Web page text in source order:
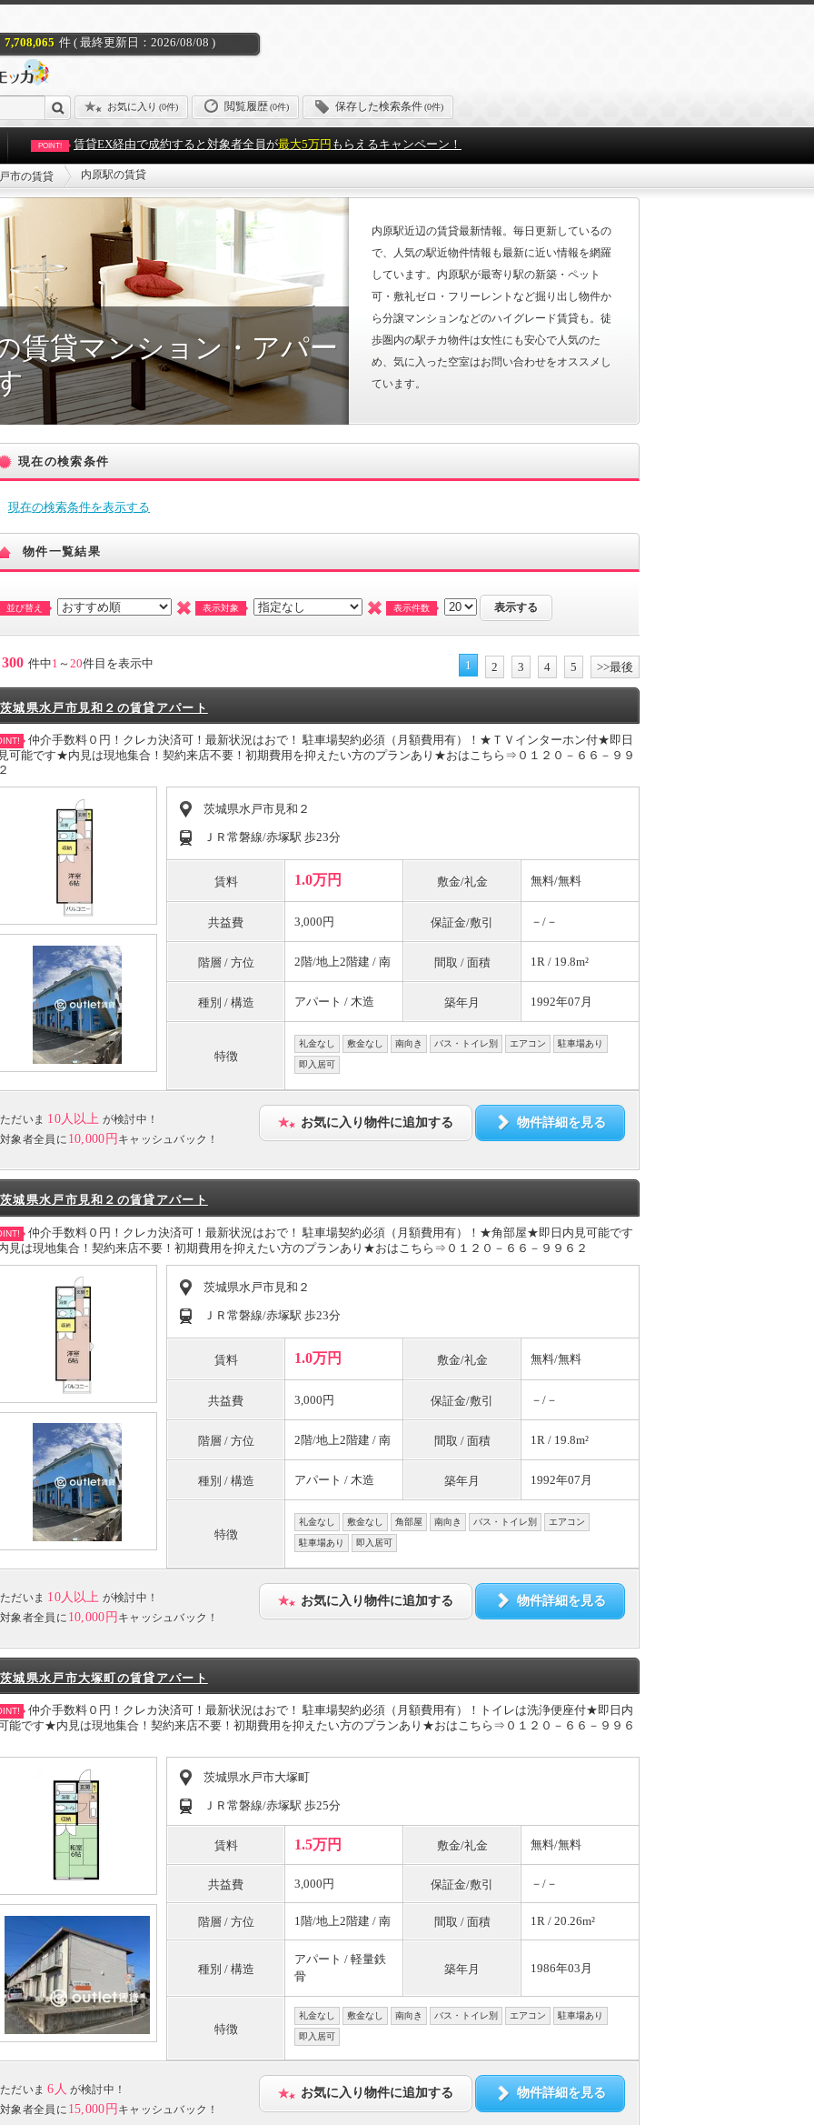
7,708,065 件 ( 最終更新日：2026/08/08 )
お気に入り (0件) 閲覧履歴(0件) 保存した検索条件(0件)
POINT! 賃貸EX経由で成約すると対象者全員が最大5万円 もらえるキャンペーン！
市の賃貸 内原駅の賃貸
賃貸マンション・アパー
内原駅近辺の賃貸最新情報。毎日更新しているの
で、人気の駅近物件情報も最新に近い情報を網羅
しています。内原駅が最寄り駅の新築・ペット
可・敷礼ゼロ・フリーレントなど掘り出し物件か
ら分譲マンションなどのハイグレード賃貸も。徒
歩圏内の駅チカ物件は女性にも安心で人気のた
め、気に入った空室はお問い合わせをオススメし
ています。
現在の検索条件
現在の検索条件を表示する
物件一覧結果
並び替え 表示対象 表示件数
300 件中1 ～ 20件目を表示中 1 2 3 4 5 >>最後
茨城県水戸市見和２の賃貸アパート
仲介手数料０円！クレカ決済可！最新状況はおで！ 駐車場契約必須（月額費用有）！★ＴＶインターホン付★即日
可能です★内見は現地集合！契約来店不要！初期費用を抑えたい方のプランあり★おはこちら⇒０１２０－６６－９９
茨城県水戸市見和２
ＪＲ常磐線/赤塚駅 歩23分
賃料 1.0万円 敷金/礼金 無料/無料
共益費 3,000円 保証金/敷引 －/－
階層 / 方位 2階/地上2階建 / 南 間取 / 面積 1R / 19.8m²
種別 / 構造 アパート / 木造 築年月 1992年07月
特徴
礼金なし 敷金なし 南向き バス・トイレ別 エアコン 駐車場あり
即入居可
ただいま 10人以上 が検討中！
対象者全員に 10,000円 キャッシュバック！
お気に入り物件に追加する 物件詳細を見る
茨城県水戸市見和２の賃貸アパート
仲介手数料０円！クレカ決済可！最新状況はおで！ 駐車場契約必須（月額費用有）！★角部屋★即日内見可能です
見は現地集合！契約来店不要！初期費用を抑えたい方のプランあり★おはこちら⇒０１２０－６６－９９６２
茨城県水戸市見和２
ＪＲ常磐線/赤塚駅 歩23分
賃料 1.0万円 敷金/礼金 無料/無料
共益費 3,000円 保証金/敷引 －/－
階層 / 方位 2階/地上2階建 / 南 間取 / 面積 1R / 19.8m²
種別 / 構造 アパート / 木造 築年月 1992年07月
特徴
礼金なし 敷金なし 角部屋 南向き バス・トイレ別 エアコン
駐車場あり 即入居可
ただいま 10人以上 が検討中！
対象者全員に 10,000円 キャッシュバック！
お気に入り物件に追加する 物件詳細を見る
茨城県水戸市大塚町の賃貸アパート
仲介手数料０円！クレカ決済可！最新状況はおで！ 駐車場契約必須（月額費用有）！トイレは洗浄便座付★即日内
能です★内見は現地集合！契約来店不要！初期費用を抑えたい方のプランあり★おはこちら⇒０１２０－６６－９９６
茨城県水戸市大塚町
ＪＲ常磐線/赤塚駅 歩25分
賃料 1.5万円 敷金/礼金 無料/無料
共益費 3,000円 保証金/敷引 －/－
階層 / 方位 1階/地上2階建 / 南 間取 / 面積 1R / 20.26m²
種別 / 構造
アパート / 軽量鉄
骨
築年月 1986年03月
特徴
礼金なし 敷金なし 南向き バス・トイレ別 エアコン 駐車場あり
即入居可
ただいま 6人 が検討中！
対象者全員に 15,000円 キャッシュバック！
お気に入り物件に追加する 物件詳細を見る